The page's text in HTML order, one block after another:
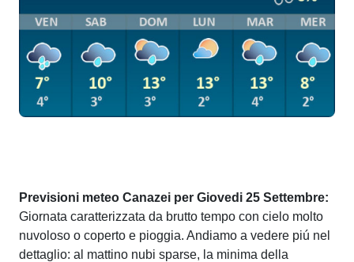
Previsioni meteo Canazei per Giovedi 25 Settembre:
Giornata caratterizzata da brutto tempo con cielo molto
nuvoloso o coperto e pioggia. Andiamo a vedere piú nel
dettaglio: al mattino nubi sparse, la minima della